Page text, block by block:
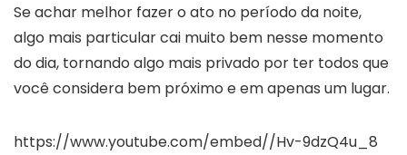
Se achar melhor fazer o ato no período da noite,
algo mais particular cai muito bem nesse momento
do dia, tornando algo mais privado por ter todos que
você considera bem próximo e em apenas um lugar.
https://www.youtube.com/embed//Hv-9dzQ4u_8